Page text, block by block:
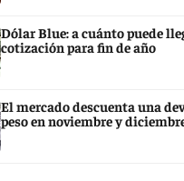
Dólar Blue: a cuánto puede
cotización para fin de año
El mercado descuenta una
peso en noviembre y